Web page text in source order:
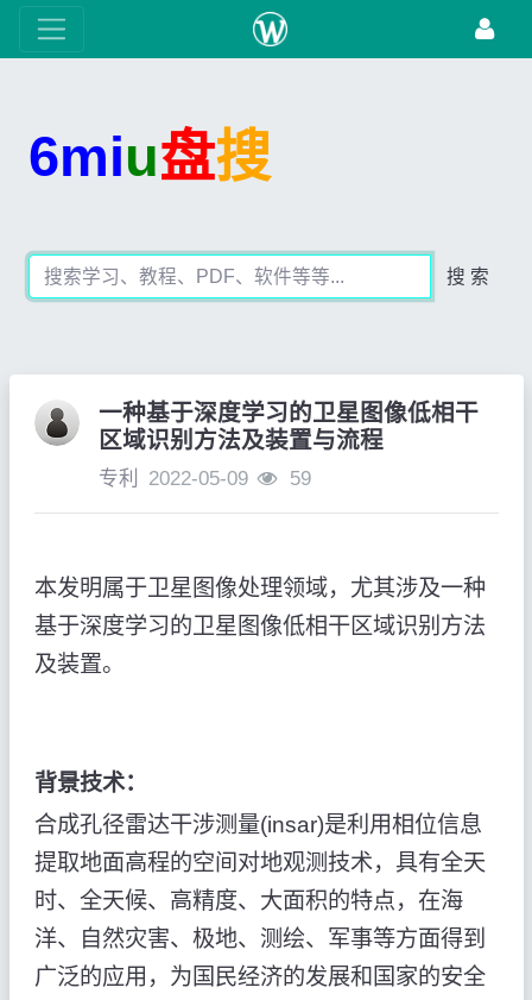
6miu盘搜
搜 索
一种基于深度学习的卫星图像低相干
区域识别方法及装置与流程
专利 2022-05-09 59
本发明属于卫星图像处理领域，尤其涉及一种
基于深度学习的卫星图像低相干区域识别方法
及装置。
背景技术：
合成孔径雷达干涉测量(insar)是利用相位信息
提取地面高程的空间对地观测技术，具有全天
时、全天候、高精度、大面积的特点，在海
洋、自然灾害、极地、测绘、军事等方面得到
广泛的应用，为国民经济的发展和国家的安全